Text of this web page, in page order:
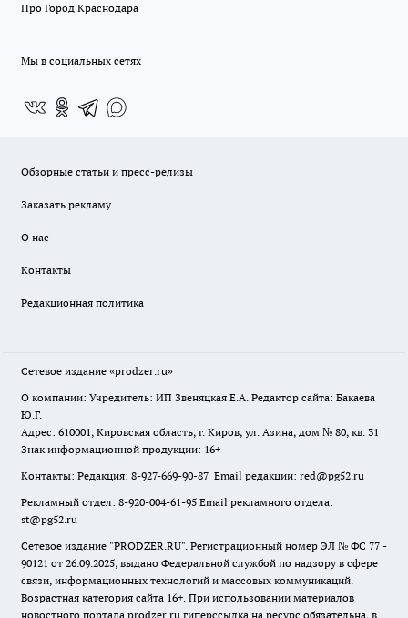
Про Город Краснодара
Мы в социальных сетях
Обзорные статьи и пресс-релизы
Заказать рекламу
О нас
Контакты
Редакционная политика
Сетевое издание «prodzer.ru»
О компании: Учредитель: ИП Звеняцкая Е.А. Редактор сайта: Бакаева
Ю.Г.
Адрес: 610001, Кировская область, г. Киров, ул. Азина, дом № 80, кв. 31
Знак информационной продукции: 16+
Контакты: Редакция: 8-927-669-90-87 Email редакции: red@pg52.ru
Рекламный отдел: 8-920-004-61-95 Email рекламного отдела:
st@pg52.ru
Сетевое издание "PRODZER.RU". Регистрационный номер ЭЛ № ФС 77 -
90121 от 26.09.2025, выдано Федеральной службой по надзору в сфере
связи, информационных технологий и массовых коммуникаций.
Возрастная категория сайта 16+. При использовании материалов
новостного портала prodzer.ru гиперссылка на ресурс обязательна, в